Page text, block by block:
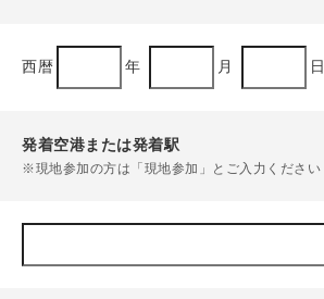
西暦 年 月 日
発着空港または発着駅
※現地参加の方は「現地参加」とご入力ください